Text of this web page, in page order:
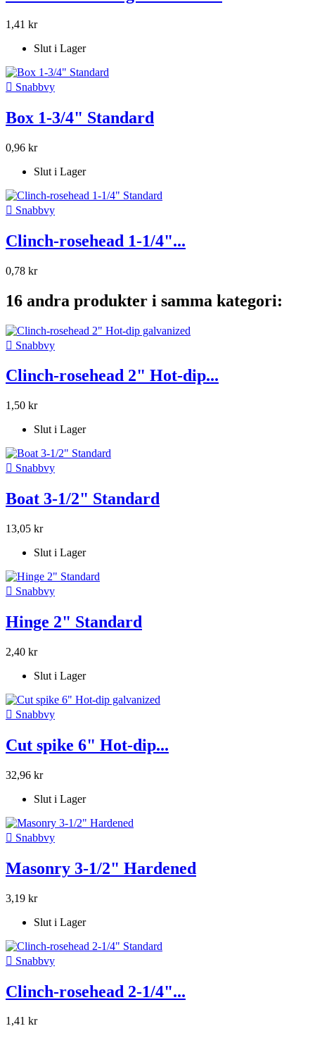
1,41 kr
Slut i Lager
 Snabbvy
Box 1-3/4" Standard
0,96 kr
Slut i Lager
 Snabbvy
Clinch-rosehead 1-1/4"...
0,78 kr
16 andra produkter i samma kategori:
 Snabbvy
Clinch-rosehead 2" Hot-dip...
1,50 kr
Slut i Lager
 Snabbvy
Boat 3-1/2" Standard
13,05 kr
Slut i Lager
 Snabbvy
Hinge 2" Standard
2,40 kr
Slut i Lager
 Snabbvy
Cut spike 6" Hot-dip...
32,96 kr
Slut i Lager
 Snabbvy
Masonry 3-1/2" Hardened
3,19 kr
Slut i Lager
 Snabbvy
Clinch-rosehead 2-1/4"...
1,41 kr